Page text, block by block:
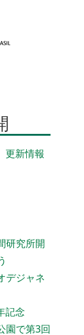
更新情報
研究所開
デジャネ
記念
園で第3回